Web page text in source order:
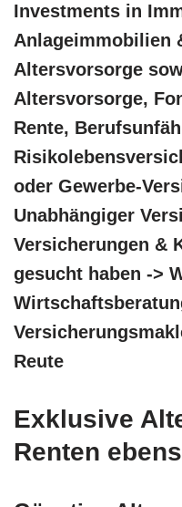
Investments in
Anlageimmobilien
Altersvorsorge
Altersvorsorge,
Rente,
oder Gewerbe-
Unabhängiger
Versicherungen &
gesucht haben ->
Reute
Exklusive
Renten